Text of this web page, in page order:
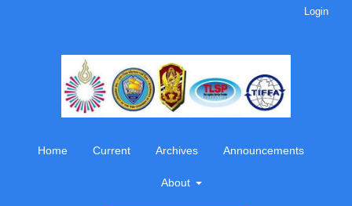
Home Current Archives Announcements
About
Login